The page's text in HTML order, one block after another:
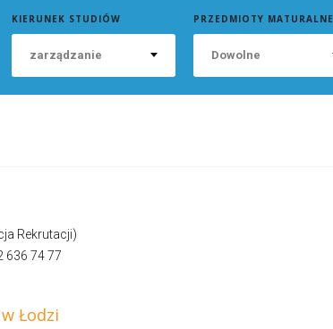
KIERUNEK STUDIÓW
zarządzanie
PRZEDMIOTY MATURALNE
Dowolne
Rekrutacji)
636 74 77
Łodzi